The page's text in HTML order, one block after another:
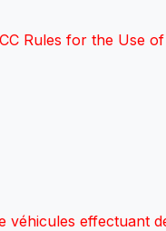
Rules for the Use
véhicules effectuant